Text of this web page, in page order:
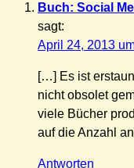
Buch: Social
sagt:
April 24, 2013
[…] Es ist
nicht obsolet
viele Bücher
auf die Anzahl
Antworten